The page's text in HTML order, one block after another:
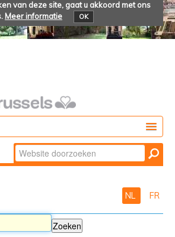
van deze site, gaat u akkoord met ons
Meer informatie OK
Zoek
Geavanceerd
NL FR